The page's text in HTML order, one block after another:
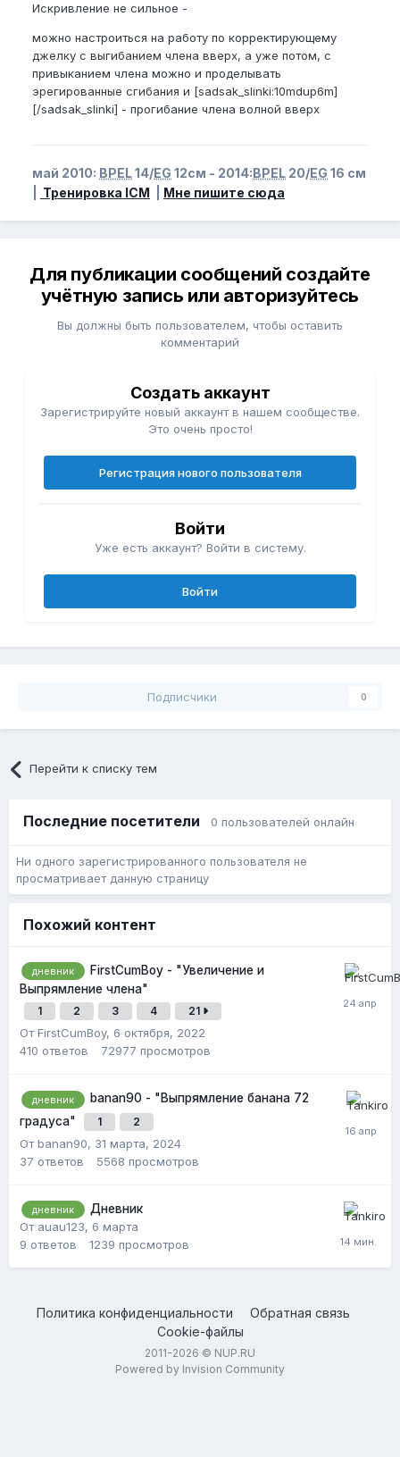
Искривление не сильное -
можно настроиться на работу по корректирующему
джелку с выгибанием члена вверх, а уже потом, с
привыканием члена можно и проделывать
эрегированные сгибания и [sadsak_slinki:10mdup6m]
[/sadsak_slinki] - прогибание члена волной вверх
май 2010: BPEL14/EG 12см - 2014:BPEL 20/EG 16 см
Тренировка ICM Мне пишите сюда
Для публикации сообщений создайте
учётную запись или авторизуйтесь
Вы должны быть пользователем, чтобы оставить
комментарий
Создать аккаунт
Зарегистрируйте новый аккаунт в нашем сообществе.
Это очень просто!
Регистрация нового пользователя
Войти
Уже есть аккаунт? Войти в систему.
Войти
Подписчики 0
Перейти к списку тем
Последние посетители 0 пользователей онлайн
Ни одного зарегистрированного пользователя не
просматривает данную страницу
Похожий контент
дневник
FirstCumBoy - "Увеличение и
Выпрямление члена"
1 2 3 4 21
От FirstCumBoy, 6 октября, 2022
410 ответов 72977 просмотров
дневник
banan90 - "Выпрямление банана 72
градуса"
1 2
От banan90, 31 марта, 2024
37 ответов 5568 просмотров
дневник
Дневник
От auau123, 6 марта
9 ответов 1239 просмотров
Политика конфиденциальности
Обратная связь
Cookie-файлы
2011-2026 © NUP.RU
Powered by Invision Community